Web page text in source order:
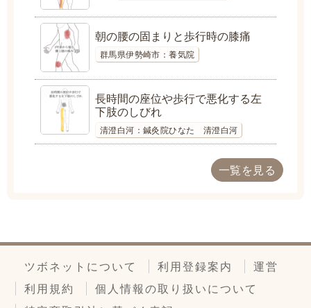
朝の腰の固まりと歩行時の膝痛
群馬県伊勢崎市：養気院
長時間の座位や歩行で悪化する左
下肢のしびれ
清澄白河：鍼灸院ひなた 清澄白河
一覧を見る
ツボネットについて 利用登録案内
運営
利用規約
個人情報の取り扱いについて